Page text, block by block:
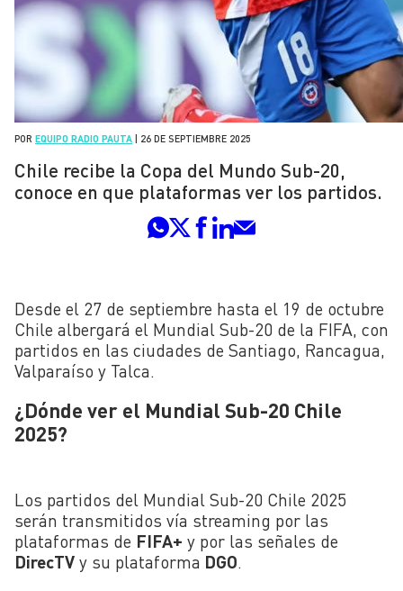
POR EQUIPO RADIO PAUTA 26 DE SEPTIEMBRE 2025
Chile recibe la Copa del Mundo Sub-20,
conoce en que plataformas ver los partidos.
Desde el 27 de septiembre hasta el 19 de octubre
Chile albergará el Mundial Sub-20 de la FIFA, con
partidos en las ciudades de Santiago, Rancagua,
Valparaíso y Talca.
¿Dónde ver el Mundial Sub-20 Chile
2025?
Los partidos del Mundial Sub-20 Chile 2025
serán transmitidos vía streaming por las
plataformas de FIFA+ y por las señales de
DirecTV y su plataforma DGO.